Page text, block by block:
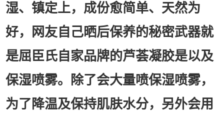
湿、镇定上，成份愈简单、天然为
好，网友自己晒后保养的秘密武器就
是屈臣氏自家品牌的芦荟凝胶是以及
保湿喷雾。除了会大量喷保湿喷雾，
为了降温及保持肌肤水分，另外会用